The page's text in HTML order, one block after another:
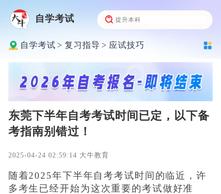
自学考试
自学考试 > 复习指导 > 应试技巧
东莞下半年自考考试时间已定，以下备
考指南别错过！
2025-04-24 02:59:14 大牛教育
随着2025年下半年自考考试时间的临近，许
多考生已经开始为这次重要的考试做好准